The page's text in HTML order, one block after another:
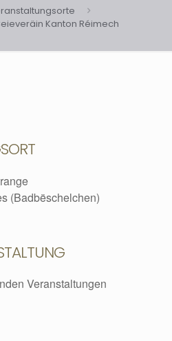
Kanton Réimech
(Badbëschelchen)
Veranstaltungen